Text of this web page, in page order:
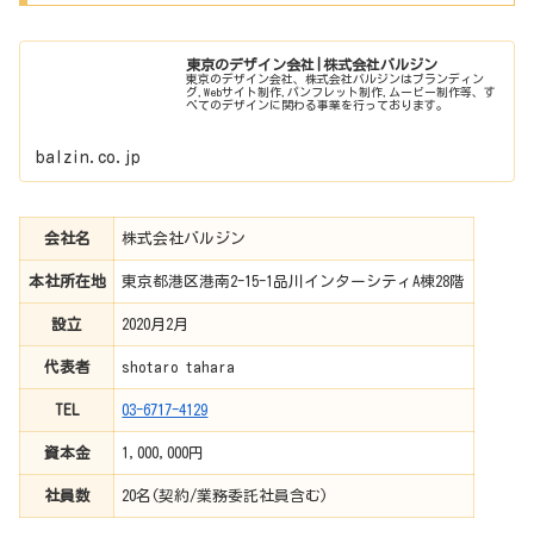
東京のデザイン会社|株式会社バルジン
東京のデザイン会社、株式会社バルジンはブランディン
グ,Webサイト制作,パンフレット制作,ムービー制作等、す
べてのデザインに関わる事業を行っております。
balzin.co.jp
会社名 株式会社バルジン
本社所在地 東京都港区港南2-15-1品川インターシティA棟28階
設立 2020月2月
代表者 shotaro tahara
TEL 03-6717-4129
資本金 1,000,000円
社員数 20名(契約/業務委託社員含む)